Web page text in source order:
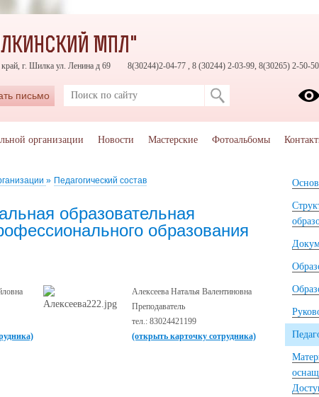
» Педагогический состав
образовательная
образования
Алексеева Наталья Валентиновна
Преподаватель
тел.: 83024421199
(открыть карточку сотрудника)
МПЛ"
край, г. Шилка ул. Ленина д 69 8(30244)2-04-77 , 8 (30244) 2-03-99, 8(30265) 2-50-50
письмо
организации Новости Мастерские Фотоальбомы